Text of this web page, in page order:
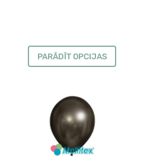
PARĀDĪT OPCIJAS